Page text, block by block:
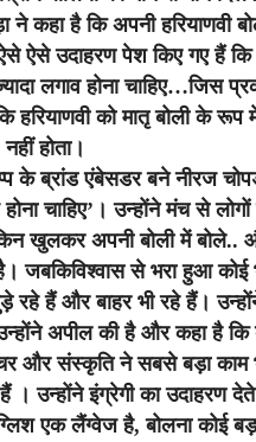
ने कहा है कि अपनी हरियाणवी
ऐसे ऐसे उदाहरण पेश किए गए हैं
लगाव होना चाहिए…जिस
को मातृ बोली के रूप
होता।
के ब्रांड एंबेसडर बने नीरज
चाहिए’। उन्होंने मंच से लोगों
खुलकर अपनी बोली में बोले..
जबकिविश्वास से भरा हुआ
हैं और बाहर भी रहे हैं।
अपील की है और कहा है कि
संस्कृति ने सबसे बड़ा काम
। उन्होंने इंग्रेगी का उदाहरण
एक लैंग्वेज है, बोलना कोई